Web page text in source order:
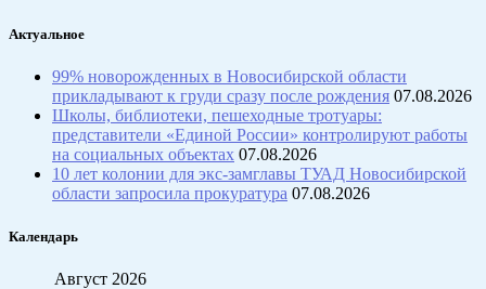
Актуальное
99% новорожденных в Новосибирской области
прикладывают к груди сразу после рождения 07.08.2026
Школы, библиотеки, пешеходные тротуары:
представители «Единой России» контролируют работы
на социальных объектах 07.08.2026
10 лет колонии для экс-замглавы ТУАД Новосибирской
области запросила прокуратура 07.08.2026
Календарь
Август 2026